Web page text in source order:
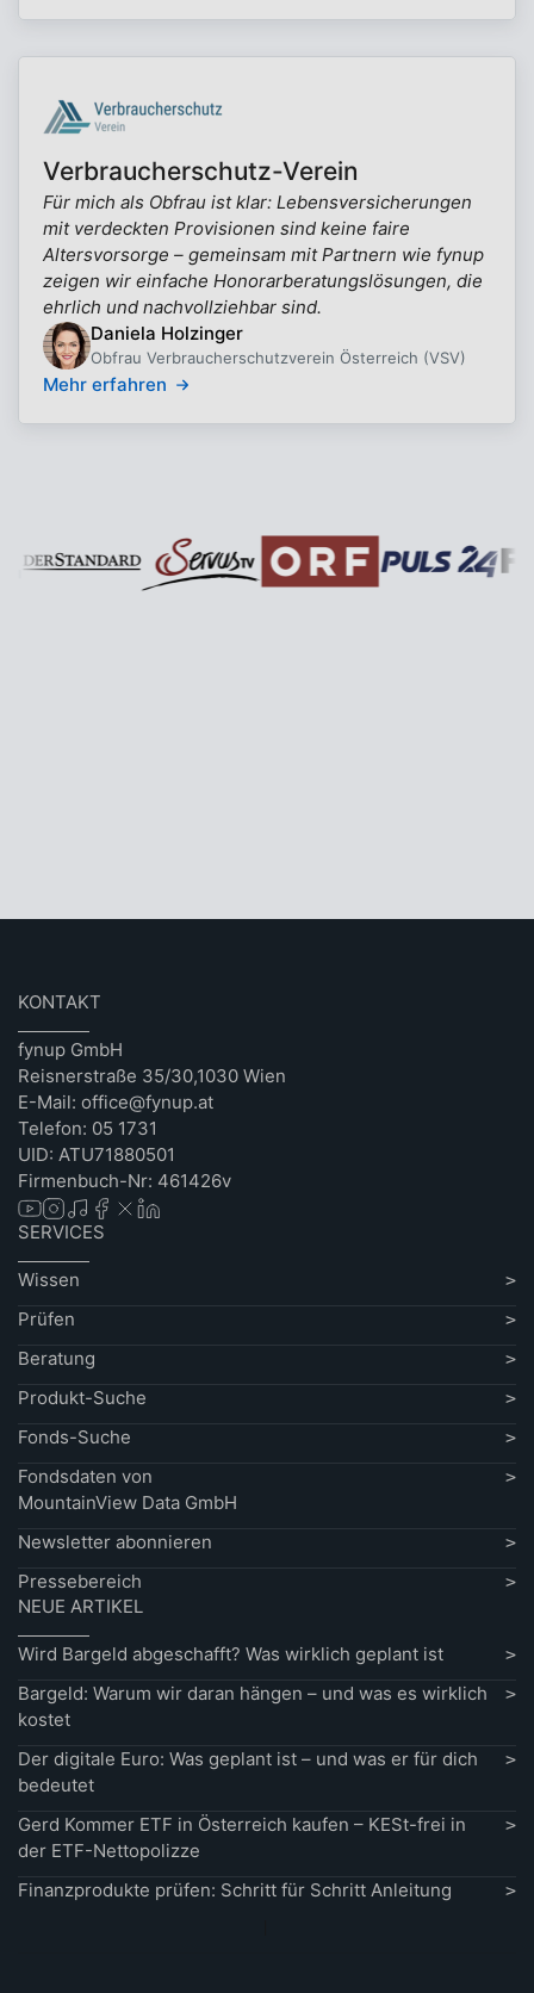
Verbraucherschutz-Verein
Für mich als Obfrau ist klar: Lebensversicherungen
mit verdeckten Provisionen sind keine faire
Altersvorsorge – gemeinsam mit Partnern wie fynup
zeigen wir einfache Honorarberatungslösungen, die
ehrlich und nachvollziehbar sind.
Daniela Holzinger
Obfrau Verbraucherschutzverein Österreich (VSV)
Mehr erfahren
KONTAKT
fynup GmbH
Reisnerstraße 35/30,1030 Wien
E-Mail: office@fynup.at
Telefon: 05 1731
UID: ATU71880501
Firmenbuch-Nr: 461426v
SERVICES
Wissen
Prüfen
Beratung
Produkt-Suche
Fonds-Suche
Fondsdaten von
MountainView Data GmbH
Newsletter abonnieren
Pressebereich
NEUE ARTIKEL
Wird Bargeld abgeschafft? Was wirklich geplant ist
Bargeld: Warum wir daran hängen – und was es wirklich
kostet
Der digitale Euro: Was geplant ist – und was er für dich
bedeutet
Gerd Kommer ETF in Österreich kaufen – KESt-frei in
der ETF-Nettopolizze
Finanzprodukte prüfen: Schritt für Schritt Anleitung